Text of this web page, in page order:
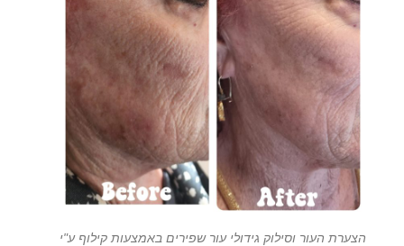
הצערת העור וסילוק גידולי עור שפירים באמצעות קילוף ע"י